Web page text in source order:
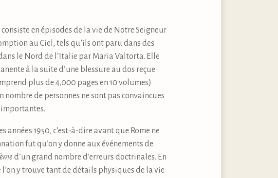
consiste en épisodes de la vie de Notre Seigneur
au Ciel, tels qu’ils ont paru dans des
le Nord de l’Italie par Maria Valtorta. Elle
à la suite d’une blessure au dos reçue
plus de 4,000 pages en 10 volumes)
de personnes ne sont pas convaincues
1950, c’est-à-dire avant que Rome ne
fut qu’on y donne aux événements de
d’un grand nombre d’erreurs doctrinales. En
y trouve tant de détails physiques de la vie